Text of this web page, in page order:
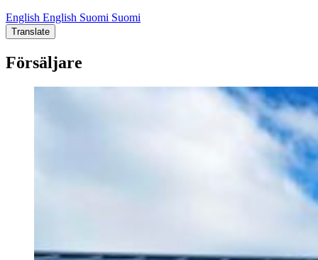
English English Suomi Suomi
Translate
Försäljare